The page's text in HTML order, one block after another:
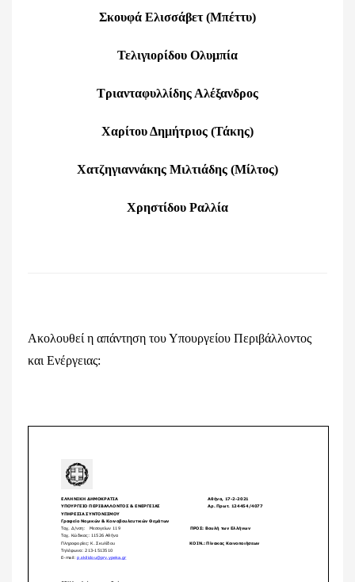
Σκουφά Ελισσάβετ (Μπέττυ)
Τελιγιορίδου Ολυμπία
Τριανταφυλλίδης Αλέξανδρος
Χαρίτου Δημήτριος (Τάκης)
Χατζηγιαννάκης Μιλτιάδης (Μίλτος)
Χρηστίδου Ραλλία
Ακολουθεί η απάντηση του Υπουργείου Περιβάλλοντος
και Ενέργειας: